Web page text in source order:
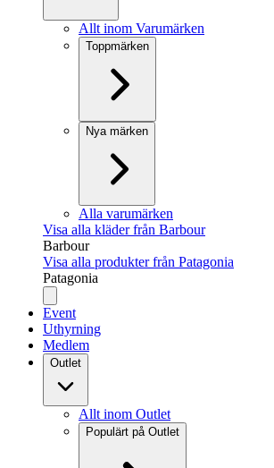
Allt inom Varumärken
Toppmärken
Nya märken
Alla varumärken
Visa alla kläder från Barbour
Barbour
Visa alla produkter från Patagonia
Patagonia
Event
Uthyrning
Medlem
Outlet
Allt inom Outlet
Populärt på Outlet